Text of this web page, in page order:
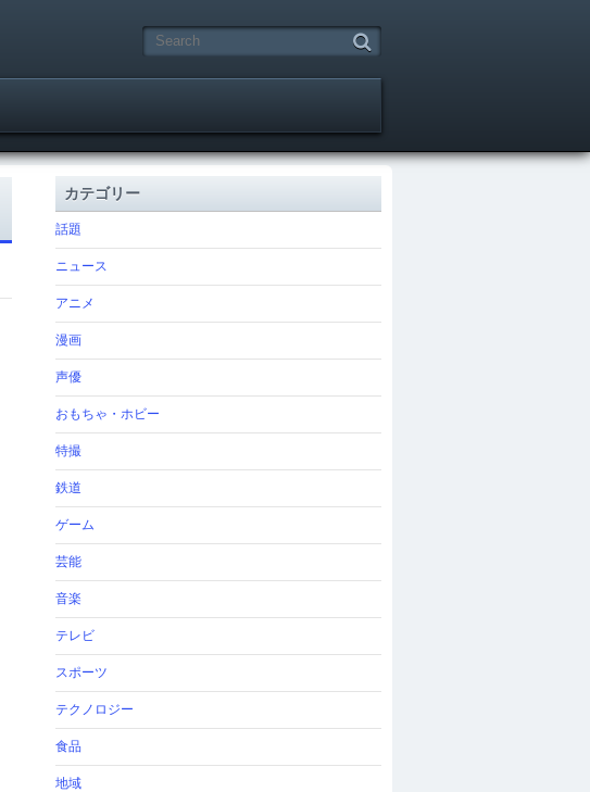
カテゴリー
話題
ニュース
アニメ
漫画
声優
おもちゃ・ホビー
特撮
鉄道
ゲーム
芸能
音楽
テレビ
スポーツ
テクノロジー
食品
地域